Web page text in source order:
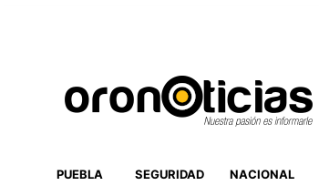
PUEBLA SEGURIDAD NACIONAL